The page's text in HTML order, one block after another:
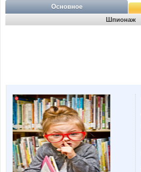
Основное
Шпионаж